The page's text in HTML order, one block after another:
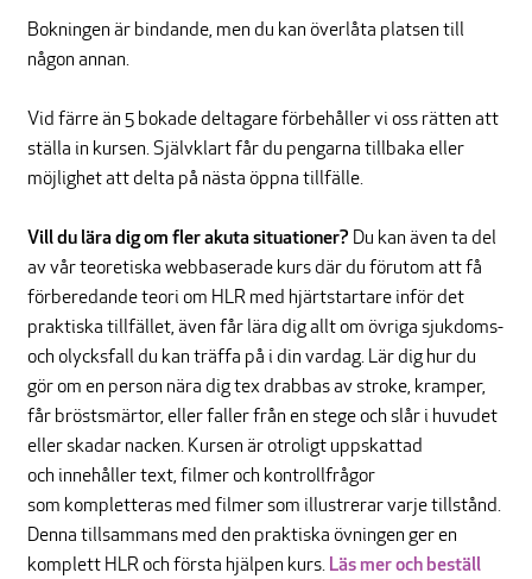
Bokningen är bindande, men du kan överlåta platsen till
någon annan.
Vid färre än 5 bokade deltagare förbehåller vi oss rätten att
ställa in kursen. Självklart får du pengarna tillbaka eller
möjlighet att delta på nästa öppna tillfälle.
Vill du lära dig om fler akuta situationer? Du kan även ta del
av vår teoretiska webbaserade kurs där du förutom att få
förberedande teori om HLR med hjärtstartare inför det
praktiska tillfället, även får lära dig allt om övriga sjukdoms-
och olycksfall du kan träffa på i din vardag. Lär dig hur du
gör om en person nära dig tex drabbas av stroke, kramper,
får bröstsmärtor, eller faller från en stege och slår i huvudet
eller skadar nacken. Kursen är otroligt uppskattad
och innehåller text, filmer och kontrollfrågor
som kompletteras med filmer som illustrerar varje tillstånd.
Denna tillsammans med den praktiska övningen ger en
komplett HLR och första hjälpen kurs.Läs mer och beställ